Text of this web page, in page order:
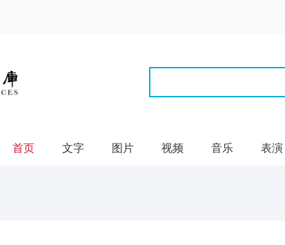
首页 文字 图片 视频 音乐 表演